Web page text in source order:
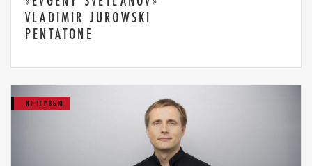
VLADIMIR JUROWSKI
PENTATONE
ИНТЕРВЬЮ